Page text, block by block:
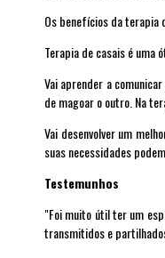
Os benefícios da terapia
Terapia de casais é uma
Vai aprender a
de magoar o outro. Na
Vai desenvolver um
suas necessidades
Testemunhos
"Foi muito útil ter um
transmitidos e